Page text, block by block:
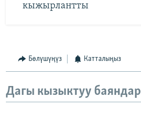
кыжырлантты
Бөлүшүңүз Катталыңыз
Дагы кызыктуу баяндар